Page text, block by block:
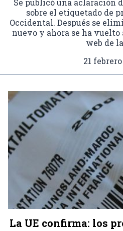
Se publicó una aclaración
sobre el etiquetado de
Occidental. Después se
nuevo y ahora se ha
web de
21
La UE confirma: los